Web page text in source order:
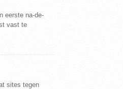
eerste na-de-
vast te
sites tegen